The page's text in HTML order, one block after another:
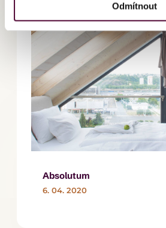
Odmítnout
Absolutum
6. 04. 2020